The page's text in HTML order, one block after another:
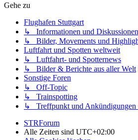
Gehe zu
Flughafen Stuttgart
↳ Informationen und
↳ Bilder, Movements und
Luftfahrt und Spotten weltweit
↳ Luftfahrt- und Spotternews
↳ Bilder & Berichte aus aller Welt
Sonstige Foren
↳ Off-Topic
↳ Trainspotting
↳ Treffpunkt und Ankündigungen
STRForum
Alle Zeiten sind UTC+02:00